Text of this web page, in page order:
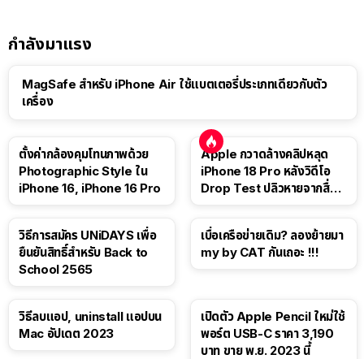
กำลังมาแรง
MagSafe สำหรับ iPhone Air ใช้แบตเตอรี่ประเภทเดียวกับตัว
เครื่อง
ตั้งค่ากล้องคุมโทนภาพด้วย
Photographic Style ใน
iPhone 16, iPhone 16 Pro
Apple กวาดล้างคลิปหลุด
iPhone 18 Pro หลังวิดีโอ
Drop Test ปลิวหายจากสื่อ
วิธีการสมัคร UNiDAYS เพื่อ
ยืนยันสิทธิ์สำหรับ Back to
School 2565
เบื่อเครือข่ายเดิม? ลองย้ายมา
my by CAT กันเถอะ !!!
วิธีลบแอป, uninstall แอปบน
Mac อัปเดต 2023
เปิดตัว Apple Pencil ใหม่ใช้
พอร์ต USB-C ราคา 3,190
บาท ขาย พ.ย. 2023 นี้